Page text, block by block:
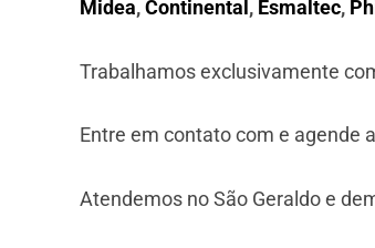
Midea,Continental , Esmaltec,
Trabalhamos exclusivamente
Entre em contato com e agende
Atendemos no São Geraldo e